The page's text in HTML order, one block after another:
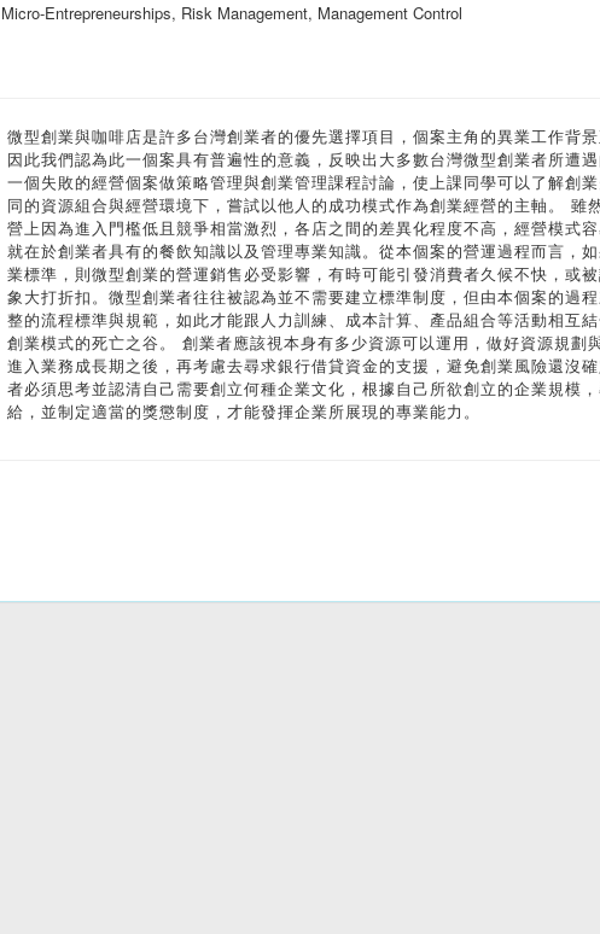
Micro-Entrepreneurships, Risk Management, Management Control
微型創業與咖啡店是許多台灣創業者的優先選擇項目，個案主角的異業工作背
因此我們認為此一個案具有普遍性的意義，反映出大多數台灣微型創業者所遭
一個失敗的經營個案做策略管理與創業管理課程討論，使上課同學可以了解創
同的資源組合與經營環境下，嘗試以他人的成功模式作為創業經營的主軸。 雖
營上因為進入門檻低且競爭相當激烈，各店之間的差異化程度不高，經營模式
就在於創業者具有的餐飲知識以及管理專業知識。從本個案的營運過程而言，
業標準，則微型創業的營運銷售必受影響，有時可能引發消費者久候不快，或
象大打折扣。微型創業者往往被認為並不需要建立標準制度，但由本個案的過
整的流程標準與規範，如此才能跟人力訓練、成本計算、產品組合等活動相互
創業模式的死亡之谷。 創業者應該視本身有多少資源可以運用，做好資源規劃
進入業務成長期之後，再考慮去尋求銀行借貸資金的支援，避免創業風險還沒
者必須思考並認清自己需要創立何種企業文化，根據自己所欲創立的企業規模
給，並制定適當的獎懲制度，才能發揮企業所展現的專業能力。